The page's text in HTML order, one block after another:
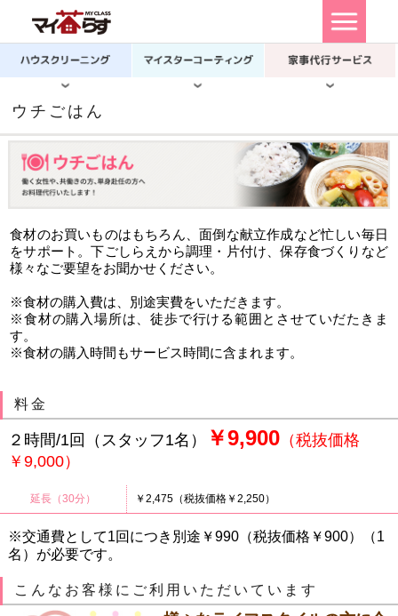
ウチごはん
食材のお買いものはもちろん、面倒な献立作成など忙しい毎日
をサポート。下ごしらえから調理・片付け、保存食づくりなど
様々なご要望をお聞かせください。
※食材の購入費は、別途実費をいただきます。
※食材の購入場所は、徒歩で行ける範囲とさせていだたきま
す。
※食材の購入時間もサービス時間に含まれます。
料金
２時間/1回（スタッフ1名） ￥9,900（税抜価格
￥9,000）
延長（30分） ￥2,475（税抜価格￥2,250）
※交通費として1回につき別途￥990（税抜価格￥900）（1
名）が必要です。
こんなお客様にご利用いただいています